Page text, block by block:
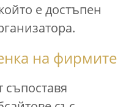
е достъпен
на фирмите
съпоставя